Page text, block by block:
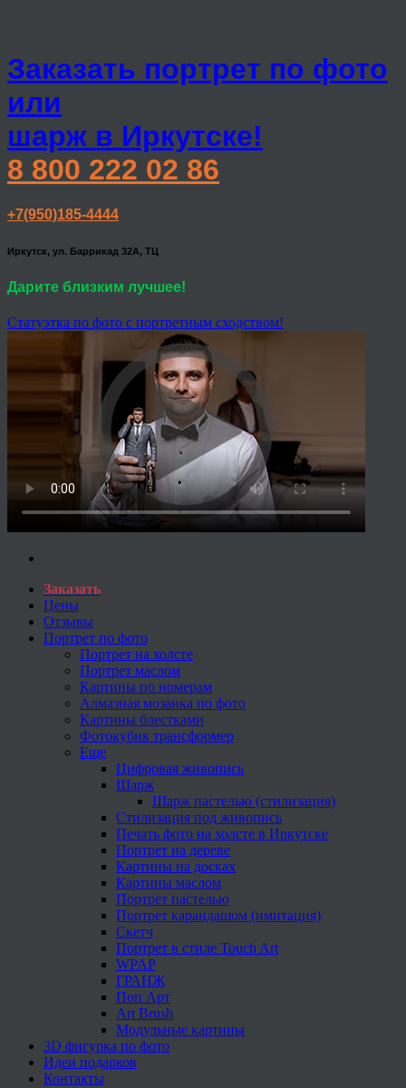
Заказать портрет по фото
или
шарж в Иркутске!
8 800 222 02 86
+7(950)185-4444
Иркутск, ул. Баррикад 32А, ТЦ
Дарите близким лучшее!
Статуэтка по фото с портретным сходством!
Заказать
Цены
Отзывы
Портрет по фото
Портрет на холсте
Портрет маслом
Картины по номерам
Алмазная мозаика по фото
Картины блестками
Фотокубик трансформер
Еще
Цифровая живопись
Шарж
Шарж пастелью (стилизация)
Стилизация под живопись
Печать фото на холсте в Иркутске
Портрет на дереве
Картины на досках
Картины маслом
Портрет пастелью
Портрет карандашом (имитация)
Скетч
Портрет в стиле Touch Art
WPAP
ГРАНЖ
Поп Арт
Art Brush
Модульные картины
3D фигурка по фото
Идеи подарков
Контакты